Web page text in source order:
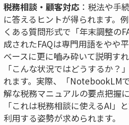
税務相談・顧客対応：税法や手
に答えるヒントが得られます。
くある質問形式で「年末調整の
成されたFAQは専門用語をやや
ベースに更に嚙み砕いて説明す
「こんな状況ではどうするか
れます。実際、「NotebookLM
解な税務マニュアルの要点把握
「これは税務相談に使えるAI
利用する姿勢が求められます。